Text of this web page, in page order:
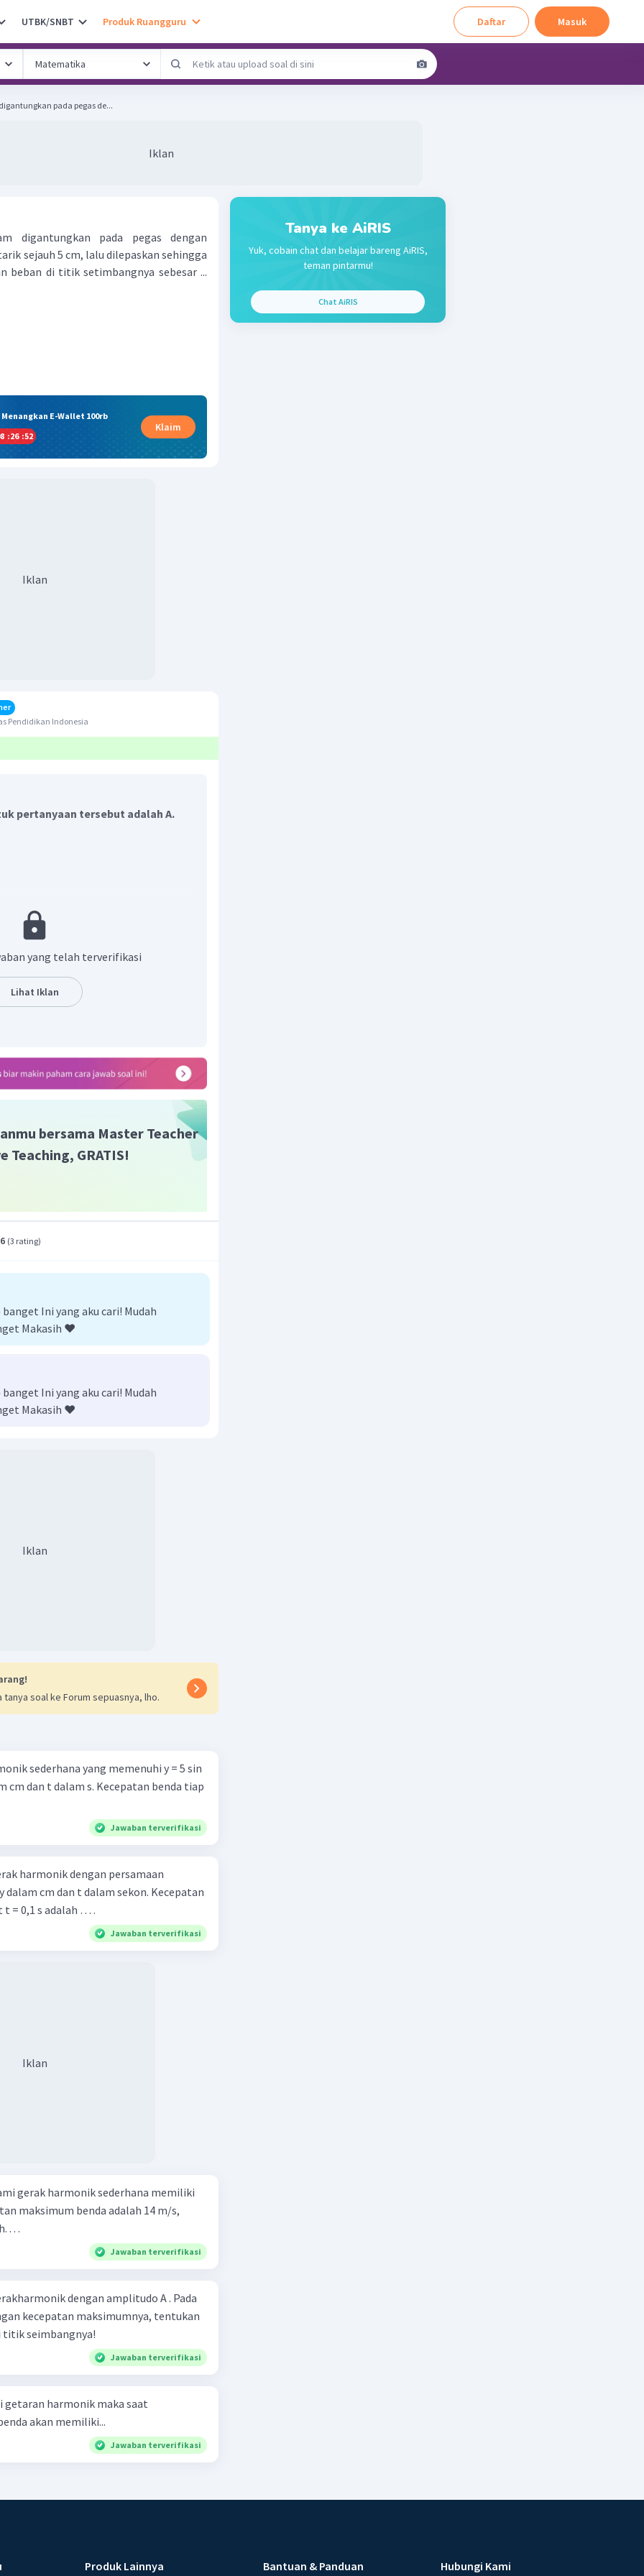
UTBK/SNBT Produk Ruangguru Daftar Masuk
pada pegas de...
Iklan
digantungkan pada pegas dengan
sejauh 5 cm, lalu dilepaskan sehingga
beban di titik setimbangnya sebesar ...
E-Wallet 100rb
:26 :52
Klaim
Iklan
Pendidikan Indonesia
pertanyaan tersebut adalah A.
adalah
A.
yang telah terverifikasi
Lihat Iklan
bersama Master Teacher
Teaching, GRATIS!
(3 rating)
Ini yang aku cari! Mudah
Makasih ❤️
Ini yang aku cari! Mudah
Makasih ❤️
Iklan
tanya soal ke Forum sepuasnya, lho.
sederhana yang memenuhi y = 5 sin
cm dan t dalam s. Kecepatan benda tiap
Jawaban terverifikasi
harmonik dengan persamaan
dalam cm dan t dalam sekon. Kecepatan
= 0,1 s adalah … .
Jawaban terverifikasi
Iklan
gerak harmonik sederhana memiliki
maksimum benda adalah 14 m/s,
. . .
Jawaban terverifikasi
dengan amplitudo A . Pada
kecepatan maksimumnya, tentukan
titik seimbangnya!
Jawaban terverifikasi
getaran harmonik maka saat
akan memiliki...
Jawaban terverifikasi
Tanya ke AiRIS
Yuk, cobain chat dan belajar bareng AiRIS,
teman pintarmu!
Chat AiRIS
Produk Lainnya Bantuan & Panduan Hubungi Kami